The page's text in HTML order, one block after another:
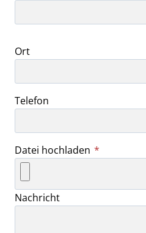
Ort
Telefon
Datei hochladen *
Nachricht